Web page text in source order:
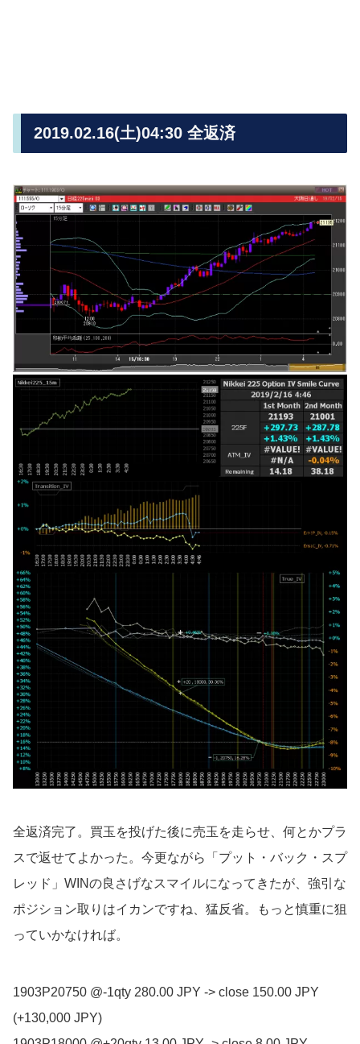
2019.02.16(土)04:30 全返済
全返済完了。買玉を投げた後に売玉を走らせ、何とかプラ
スで返せてよかった。今更ながら「プット・バック・スプ
レッド」WINの良さげなスマイルになってきたが、強引な
ポジション取りはイカンですね、猛反省。もっと慎重に狙
っていかなければ。
1903P20750 @-1qty 280.00 JPY -> close 150.00 JPY
(+130,000 JPY)